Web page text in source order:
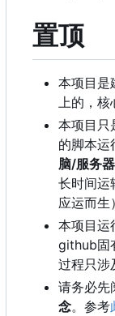
置顶
本项目是
上的，核
本项目只
的脚本运
脑/服务
长时间运
应运而生）
本项目运
github固
过程只涉
请务必先
念。参考